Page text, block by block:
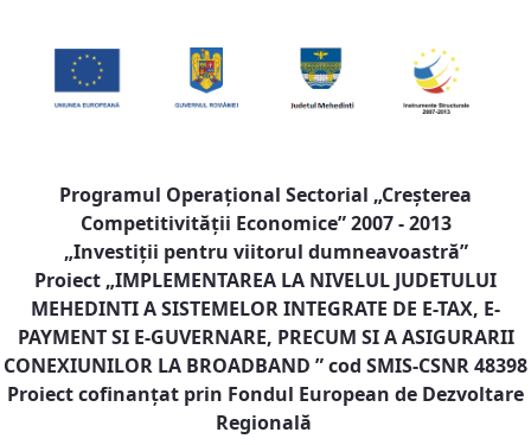
Programul Operaţional Sectorial „Creşterea
Competitivităţii Economice” 2007 - 2013
„Investiţii pentru viitorul dumneavoastră”
Proiect „IMPLEMENTAREA LA NIVELUL JUDETULUI
MEHEDINTI A SISTEMELOR INTEGRATE DE E-TAX, E-
PAYMENT SI E-GUVERNARE, PRECUM SI A ASIGURARII
CONEXIUNILOR LA BROADBAND ” cod SMIS-CSNR 48398
Proiect cofinanţat prin Fondul European de Dezvoltare
Regională